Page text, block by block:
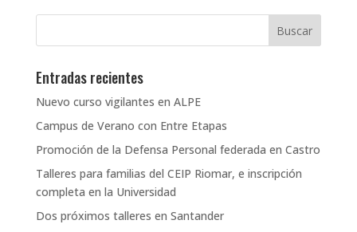
Entradas recientes
Nuevo curso vigilantes en ALPE
Campus de Verano con Entre Etapas
Promoción de la Defensa Personal federada en Castro
Talleres para familias del CEIP Riomar, e inscripción
completa en la Universidad
Dos próximos talleres en Santander